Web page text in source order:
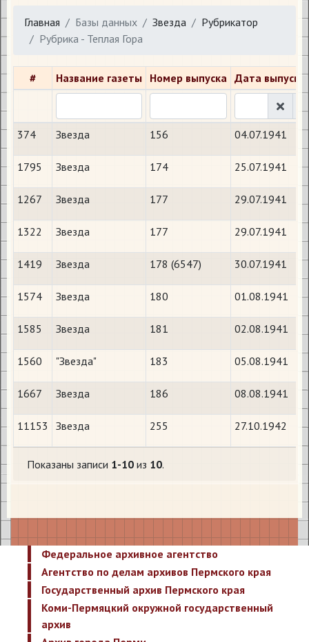
Главная Базы данных Звезда
Рубрикатор
Рубрика - Теплая Гора
# Название газеты Номер выпуска Дата выпуска
374 Звезда 156 04.07.1941
1795 Звезда 174 25.07.1941
1267 Звезда 177 29.07.1941
1322 Звезда 177 29.07.1941
1419 Звезда 178 (6547) 30.07.1941
1574 Звезда 180 01.08.1941
1585 Звезда 181 02.08.1941
1560 "Звезда" 183 05.08.1941
1667 Звезда 186 08.08.1941
11153 Звезда 255 27.10.1942
Показаны записи 1-10 из 10.
Федеральное архивное агентство
Агентство по делам архивов Пермского края
Государственный архив Пермского края
Коми-Пермяцкий окружной государственный
архив